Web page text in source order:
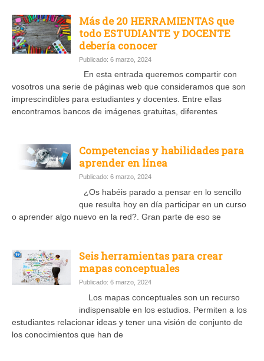
Más de 20 HERRAMIENTAS que
todo ESTUDIANTE y DOCENTE
debería conocer
Publicado: 6 marzo, 2024
En esta entrada queremos compartir con
vosotros una serie de páginas web que consideramos que son
imprescindibles para estudiantes y docentes. Entre ellas
encontramos bancos de imágenes gratuitas, diferentes
Competencias y habilidades para
aprender en línea
Publicado: 6 marzo, 2024
¿Os habéis parado a pensar en lo sencillo
que resulta hoy en día participar en un curso
o aprender algo nuevo en la red?. Gran parte de eso se
Seis herramientas para crear
mapas conceptuales
Publicado: 6 marzo, 2024
Los mapas conceptuales son un recurso
indispensable en los estudios. Permiten a los
estudiantes relacionar ideas y tener una visión de conjunto de
los conocimientos que han de